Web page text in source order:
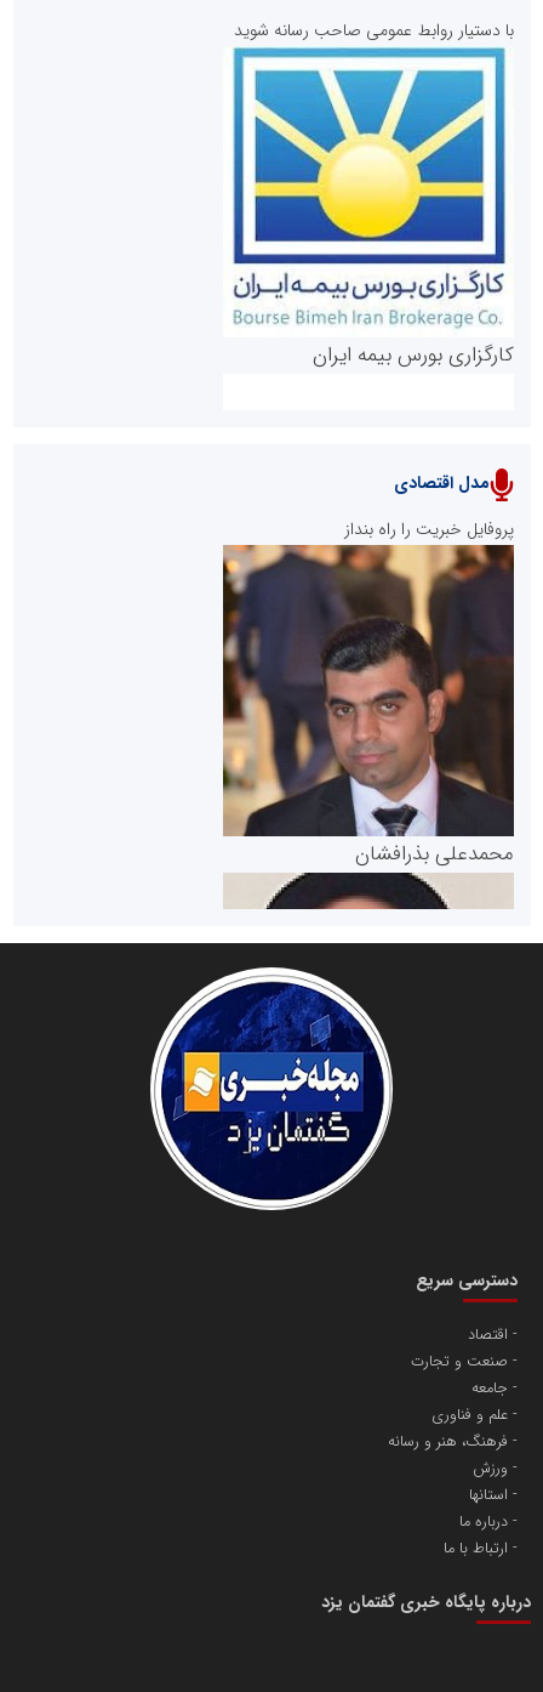
روابط عمومی خبرگزاری گزارش خبر
پایگاه خبری نهضت ملی مسکن
پایگاه خبری گفتمان یزد
دانشگاه سئوی ایران
پایگاه اطلاع رسانی اعتلای نهادهای مردمی
با دستیار روابط عمومی صاحب رسانه شوید
کارگزاری بورس بیمه ایران
سازمان بورس و اوراق بهادار
مرجع اخبار موثق در بازارسرمایه
سازمان صنعت،معدن و تجارت
آهن و فولاد غدیر ایرانیان
تامین آهن اسفنجی تولیدکنندگان فولاد در کشور
مدل اقتصادی
پروفایل خبریت را راه بنداز
محمدعلی بذرافشان
مریم حاج نوروز نظری
مسعودصادقی
دسترسی سریع
اقتصاد
صنعت و تجارت
جامعه
علم و فناوری
فرهنگ، هنر و رسانه
ورزش
استانها
درباره ما
ارتباط با ما
درباره پایگاه خبری گفتمان یزد